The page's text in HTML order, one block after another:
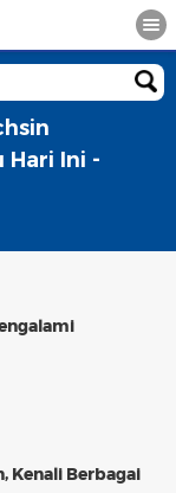
Hari Ini -
Kenali Berbagai